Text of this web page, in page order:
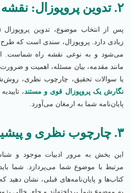
۲. تدوین پروپوزال: نقشه راه تحقیق
پس از انتخاب موضوع، تدوین پروپوزال
زیادی دارد. پروپوزال، سندی است که
می‌شود و به نوعی نقشه راه شماست.
مانند مقدمه، بیان مسئله، اهمیت و
یا سوالات تحقیق، چارچوب نظری،
نگارش یک پروپوزال قوی و مستند،
پایان‌نامه شما به ارمغان می‌آورد.
۳. چارچوب نظری و پیشینه پژوهش
این بخش به مرور ادبیات موجود و
مرتبط با موضوع شما می‌پردازد. شما
کتاب‌ها و پایان‌نامه‌های قبلی، نشان دهید